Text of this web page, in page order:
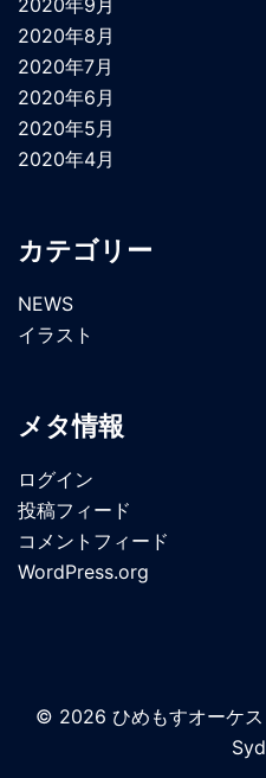
2020年9月
2020年8月
2020年7月
2020年6月
2020年5月
2020年4月
カテゴリー
NEWS
イラスト
メタ情報
ログイン
投稿フィード
コメントフィード
WordPress.org
© 2026 ひめもすオーケ